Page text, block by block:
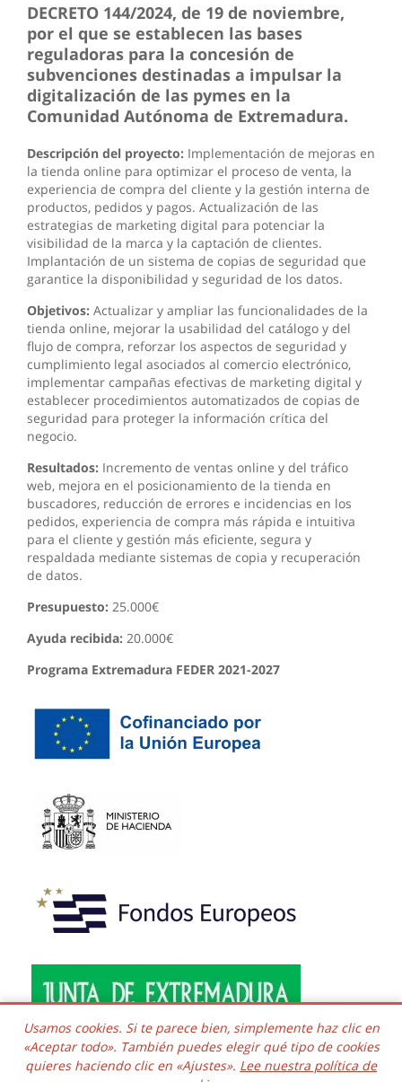
DECRETO 144/2024, de 19 de noviembre,
por el que se establecen las bases
reguladoras para la concesión de
subvenciones destinadas a impulsar la
digitalización de las pymes en la
Comunidad Autónoma de Extremadura.
Descripción del proyecto: Implementación de mejoras en
la tienda online para optimizar el proceso de venta, la
experiencia de compra del cliente y la gestión interna de
productos, pedidos y pagos. Actualización de las
estrategias de marketing digital para potenciar la
visibilidad de la marca y la captación de clientes.
Implantación de un sistema de copias de seguridad que
garantice la disponibilidad y seguridad de los datos.
Objetivos: Actualizar y ampliar las funcionalidades de la
tienda online, mejorar la usabilidad del catálogo y del
flujo de compra, reforzar los aspectos de seguridad y
cumplimiento legal asociados al comercio electrónico,
implementar campañas efectivas de marketing digital y
establecer procedimientos automatizados de copias de
seguridad para proteger la información crítica del
negocio.
Resultados: Incremento de ventas online y del tráfico
web, mejora en el posicionamiento de la tienda en
buscadores, reducción de errores e incidencias en los
pedidos, experiencia de compra más rápida e intuitiva
para el cliente y gestión más eficiente, segura y
respaldada mediante sistemas de copia y recuperación
de datos.
Presupuesto: 25.000€
Ayuda recibida: 20.000€
Programa Extremadura FEDER 2021-2027
Copyright © 2016 - 2026 Todos los derechos reservados.
Usamos cookies. Si te parece bien, simplemente haz clic en
«Aceptar todo». También puedes elegir qué tipo de cookies
quieres haciendo clic en «Ajustes». Lee nuestra política de